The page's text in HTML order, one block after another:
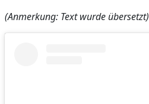
(Anmerkung: Text wurde übersetzt)